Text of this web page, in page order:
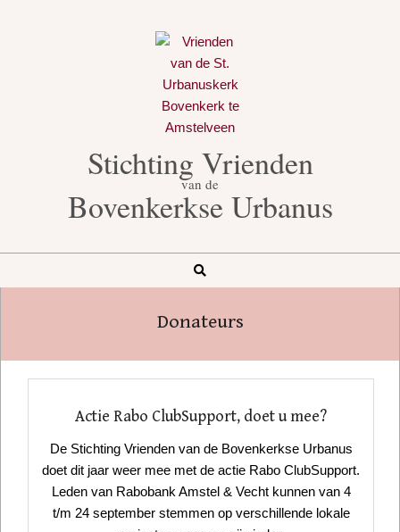
Stichting Vrienden
van de
Bovenkerkse Urbanus
Search
Donateurs
Actie Rabo ClubSupport, doet u mee?
De Stichting Vrienden van de Bovenkerkse Urbanus
doet dit jaar weer mee met de actie Rabo ClubSupport.
Leden van Rabobank Amstel & Vecht kunnen van 4
t/m 24 september stemmen op verschillende lokale